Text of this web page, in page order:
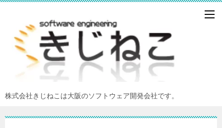
株式会社きじねこは大阪のソフトウェア開発会社です。